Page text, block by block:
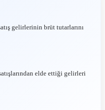
gelirlerinin brüt tutarlarını
elde ettiği gelirleri